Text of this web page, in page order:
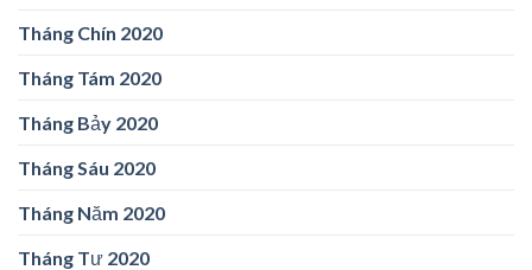
Tháng Chín 2020
Tháng Tám 2020
Tháng Bảy 2020
Tháng Sáu 2020
Tháng Năm 2020
Tháng Tư 2020